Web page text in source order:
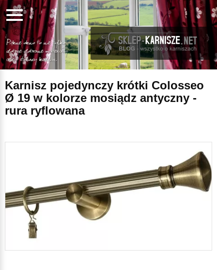
Karnisz pojedynczy krótki Colosseo
Ø 19 w kolorze mosiądz antyczny -
rura ryflowana